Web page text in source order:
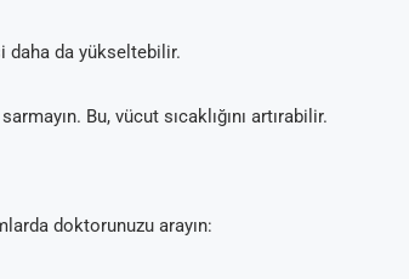
daha da yükseltebilir.
Bu, vücut sıcaklığını artırabilir.
doktorunuzu arayın: